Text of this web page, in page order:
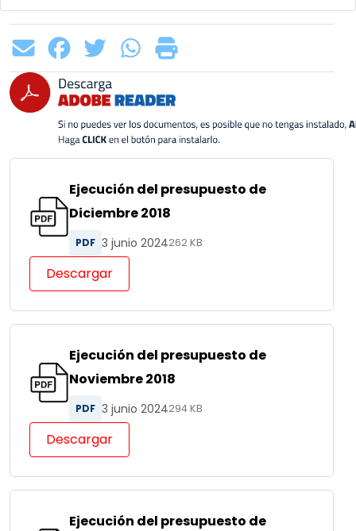
Ejecución del presupuesto de
Diciembre 2018
PDF 3 junio 2024262 KB
Descargar
Ejecución del presupuesto de
Noviembre 2018
PDF 3 junio 2024294 KB
Descargar
Ejecución del presupuesto de